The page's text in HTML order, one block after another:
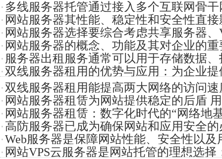
多线服务器托管通过接入多个互联网骨
和可靠性
网站服务器其性能、稳定性和安全性直
户体验和运
网站服务器选择要综合考虑共享服务器、
器和云服
网站服务器的概念、功能及其对企业的
适的服务
服务器出租服务通常可以用于存储数据
应用程序或
双线服务器租用的优势与应用：为企业
验和更高的
双线服务器租用能提高两大网络的访问
的浏览体
网站服务器租赁为网站提供稳定的后盾
和维护硬
网站服务器租赁：数字化时代的“网络地
高防服务器已成为确保网站和应用安全
户抵御各
Web服务器是保障网站性能、安全性以及
网站VPS云服务器是网站托管的理想选择